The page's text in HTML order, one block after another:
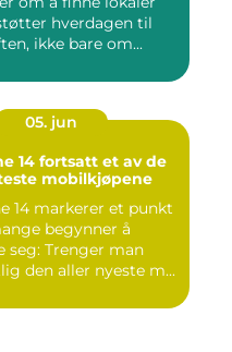
hverdagen til
ikke bare om...
05. jun
et av de
mobilkjøpene
14 markerer et punkt
begynner å
seg: Trenger man
den aller nyeste m...